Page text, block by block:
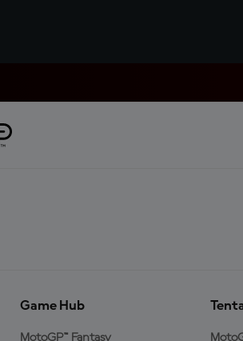
Game Hub
MotoGP™ Fantasy